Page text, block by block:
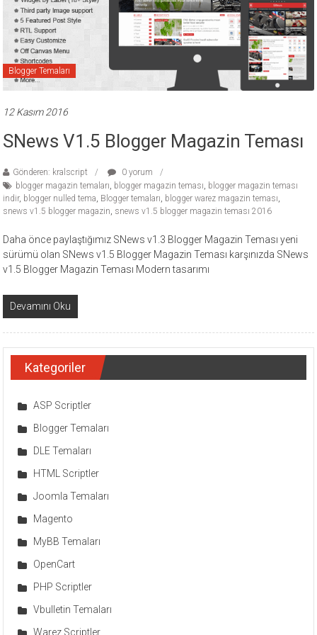
ücretli
temalar,
wordpress
temaları,
php
theme
sitesi.
Blogger Temaları
12 Kasım 2016
SNews V1.5 Blogger Magazin Teması
Gönderen: kralscript
0 yorum
blogger magazin temaları, blogger magazin teması, blogger magazin teması
indir, blogger nulled tema, Blogger temaları, blogger warez magazin teması,
snews v1.5 blogger magazin, snews v1.5 blogger magazin teması 2016
Daha önce paylaştığımız SNews v1.3 Blogger Magazin Teması yeni
sürümü olan SNews v1.5 Blogger Magazin Teması karşınızda SNews
v1.5 Blogger Magazin Teması Modern tasarımı
Devamını Oku
Kategoriler
ASP Scriptler
Blogger Temaları
DLE Temaları
HTML Scriptler
Joomla Temaları
Magento
MyBB Temaları
OpenCart
PHP Scriptler
Vbulletin Temaları
Warez Scriptler